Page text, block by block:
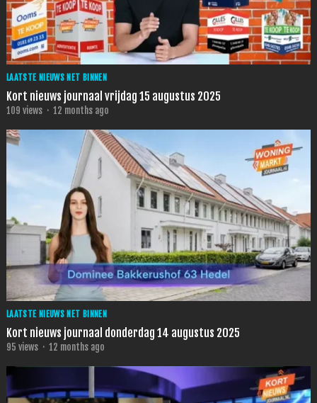
LAATSTE NIEUWS NET BINNEN
Kort nieuws journaal vrijdag 15 augustus 2025
109 views · 12 months ago
LAATSTE NIEUWS NET BINNEN
Kort nieuws journaal donderdag 14 augustus 2025
95 views · 12 months ago